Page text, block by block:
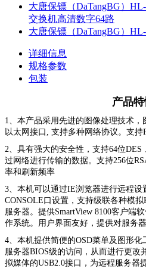
大唐保镖（DaTangBG）
交换机高清数字64路
大唐保镖（DaTangBG）
详细信息
规格参数
包装
产品
1、本产品采用先进的图像处理技术，
以太网接口, 支持多种网络协议。支持
2、具有强大的安全性，支持64位DES
过网络进行传输的数据。支持256位
率和刷新频率
3、本机可以通过IE浏览器进行远程设
CONSOLE口设置，支持级联各种模
服务器。提供SmartView 8100客户端
作系统。用户界面友好，提供对服务
4、本机提供简便的OSD菜单及图形
服务器BIOS级的访问，从而进行更改
拟媒体的USB2.0接口，为远程服务器